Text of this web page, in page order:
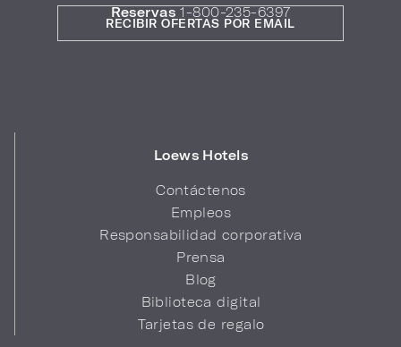
Reservas 1-800-235-6397
Loews Hotels
Contáctenos
Empleos
Responsabilidad corporativa
Prensa
Blog
Biblioteca digital
Tarjetas de regalo
RECIBIR OFERTAS POR EMAIL